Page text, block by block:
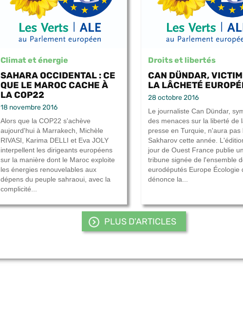
Climat et énergie
SAHARA OCCIDENTAL : CE
QUE LE MAROC CACHE À
LA COP22
18 novembre 2016
Alors que la COP22 s'achève
aujourd'hui à Marrakech, Michèle
RIVASI, Karima DELLI et Eva JOLY
interpellent les dirigeants européens
sur la manière dont le Maroc exploite
les énergies renouvelables aux
dépens du peuple sahraoui, avec la
complicité...
Droits et libertés
CAN DÜNDAR,
LA LÂCHETÉ
28 octobre 2016
Le journaliste Can Dündar,
des menaces sur la liberté de
presse en Turquie, n'aura pas
Sakharov cette année.
jour de Ouest France publie
tribune signée de l'ensemble
eurodéputés Europe Écologie
dénonce la...
PLUS D'ARTICLES